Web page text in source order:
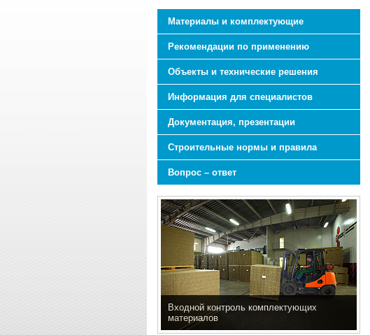
Материалы и комплектующие
Рекомендации по применению
Объекты и технические решения
Информация для специалистов
Документация, презентации
Строительные нормы и правила
Вопрос – ответ
Входной контроль комплектующих
материалов